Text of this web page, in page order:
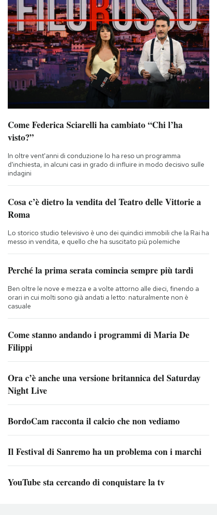
Come Federica Sciarelli ha cambiato “Chi l’ha
visto?”
In oltre vent'anni di conduzione lo ha reso un programma
d'inchiesta, in alcuni casi in grado di influire in modo decisivo sulle
indagini
Cosa c’è dietro la vendita del Teatro delle Vittorie a
Roma
Lo storico studio televisivo è uno dei quindici immobili che la Rai ha
messo in vendita, e quello che ha suscitato più polemiche
Perché la prima serata comincia sempre più tardi
Ben oltre le nove e mezza e a volte attorno alle dieci, finendo a
orari in cui molti sono già andati a letto: naturalmente non è
casuale
Come stanno andando i programmi di Maria De
Filippi
Ora c’è anche una versione britannica del Saturday
Night Live
BordoCam racconta il calcio che non vediamo
Il Festival di Sanremo ha un problema con i marchi
YouTube sta cercando di conquistare la tv